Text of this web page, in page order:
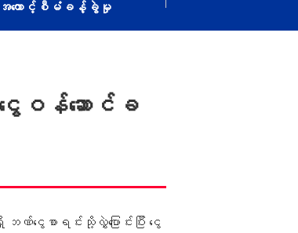
အကောင့်စီမံခန့်ခွဲမှု
ေဝန်ဆောင်ခ
ာရင်းသို့လွှဲပြောင်းပြီး ငွေ